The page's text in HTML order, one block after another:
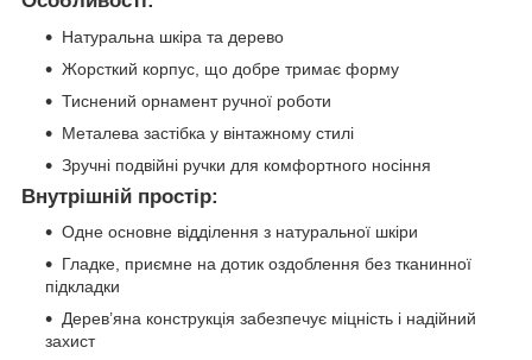
Натуральна шкіра та дерево
Жорсткий корпус, що добре тримає форму
Тиснений орнамент ручної роботи
Металева застібка у вінтажному стилі
Зручні подвійні ручки для комфортного носіння
Внутрішній простір:
Одне основне відділення з натуральної шкіри
Гладке, приємне на дотик оздоблення без тканинної
підкладки
Дерев’яна конструкція забезпечує міцність і надійний
захист